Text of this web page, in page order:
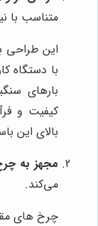
متناسب با
این طراحی
با دستگاه
بارهای
کیفیت و
بالای این
مجهز به
می‌کند.
چرخ های